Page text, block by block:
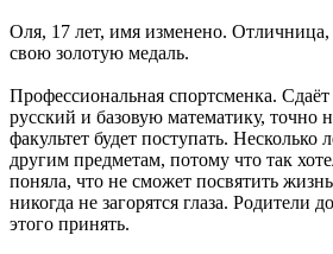
Оля, 17 лет, имя изменено. Отличница,
свою золотую медаль.
Профессиональная спортсменка.
русский и базовую математику, точно
факультет будет поступать. Несколько
другим предметам, потому что так
поняла, что не сможет посвятить
никогда не загорятся глаза. Родители
этого принять.